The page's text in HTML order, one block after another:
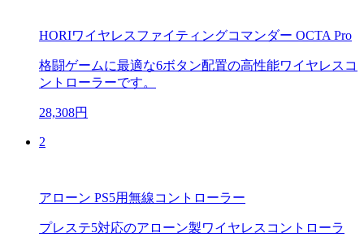
HORIワイヤレスファイティングコマンダー OCTA Pro
格闘ゲームに最適な6ボタン配置の高性能ワイヤレスコ
ントローラーです。
28,308円
2
アローン PS5用無線コントローラー
プレステ5対応のアローン製ワイヤレスコントローラ